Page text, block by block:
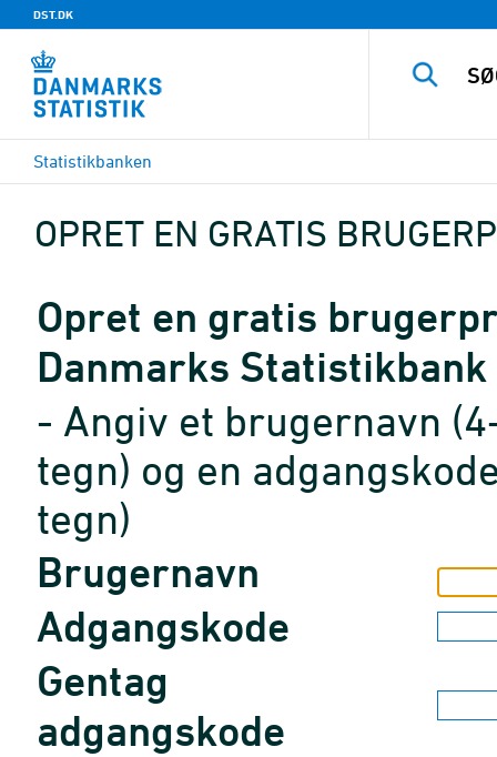
DST.DK
Statistikbanken
OPRET EN GRATIS
Opret en gratis
Danmarks Statistikbank
- Angiv et brugernavn
tegn) og en
tegn)
Brugernavn
Adgangskode
Gentag
adgangskode